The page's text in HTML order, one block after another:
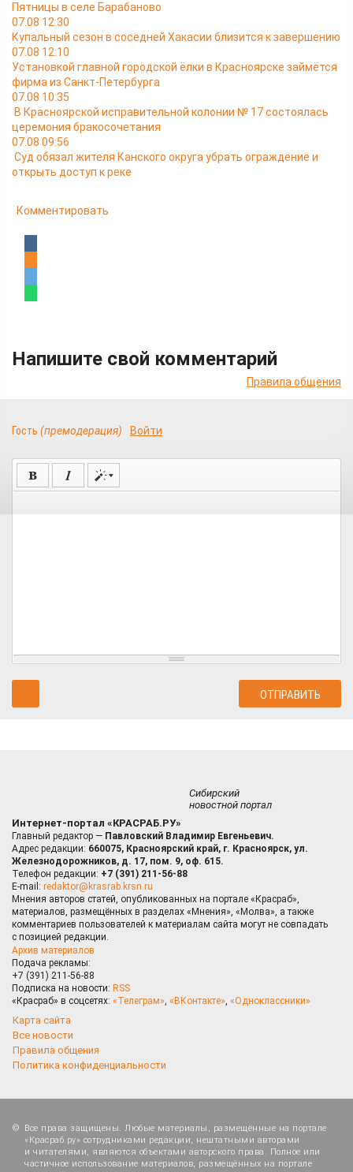
Пятницы в селе Барабаново
07.08 12:30
Купальный сезон в соседней Хакасии близится к завершению
07.08 12:10
Установкой главной городской ёлки в Красноярске займётся
фирма из Санкт-Петербурга
07.08 10:35
В Красноярской исправительной колонии № 17 состоялась
церемония бракосочетания
07.08 09:56
Суд обязал жителя Канского округа убрать ограждение и
открыть доступ к реке
Комментировать
Напишите свой комментарий
Правила общения
Гость (премодерация) Войти
Сибирский
новостной портал
Интернет-портал «КРАСРАБ.РУ»
Главный редактор — Павловский Владимир Евгеньевич.
Адрес редакции: 660075, Красноярский край, г. Красноярск, ул.
Железнодорожников, д. 17, пом. 9, оф. 615.
Телефон редакции: +7 (391) 211-56-88
E-mail: redaktor@krasrab.krsn.ru
Мнения авторов статей, опубликованных на портале «Красраб»,
материалов, размещённых в разделах «Мнения», «Молва», а также
комментариев пользователей к материалам сайта могут не совпадать
с позицией редакции.
Архив материалов
Подача рекламы:
+7 (391) 211-56-88
Подписка на новости: RSS
«Красраб» в соцсетях: «Телеграм», «ВКонтакте», «Одноклассники»
Карта сайта
Все новости
Правила общения
Политика конфиденциальности
Все права защищены. Любые материалы, размещённые на портале
«Красраб.ру» сотрудниками редакции, нештатными авторами
и читателями, являются объектами авторского права. Полное или
частичное использование материалов, размещённых на портале